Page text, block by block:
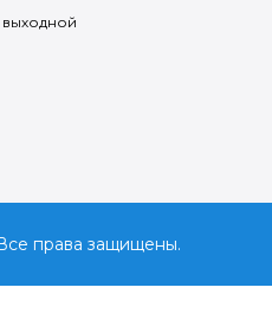
выходной
права защищены.